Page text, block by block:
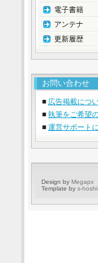
電子書籍
アンテナ
更新履歴
お問い合わせ
■ 広告掲載につ
■ 執筆をご希望
■ 運営サポート
Design by Megapx
Template by s-